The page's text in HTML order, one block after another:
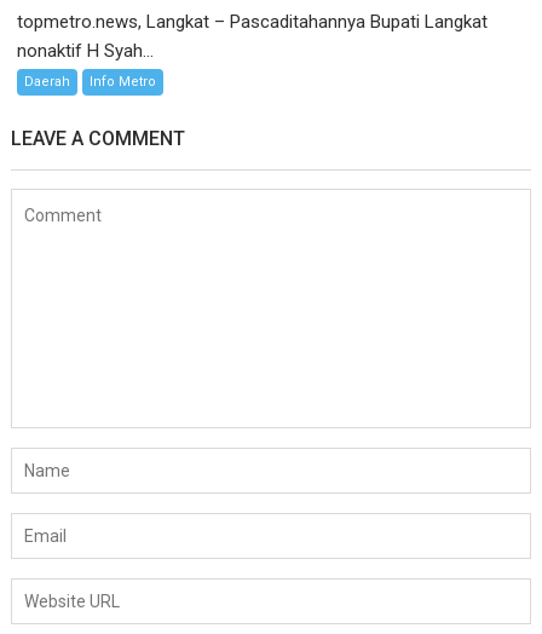
topmetro.news, Langkat – Pascaditahannya Bupati Langkat
nonaktif H Syah...
Daerah Info Metro
LEAVE A COMMENT